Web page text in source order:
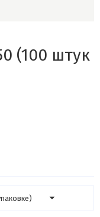
(100 штук